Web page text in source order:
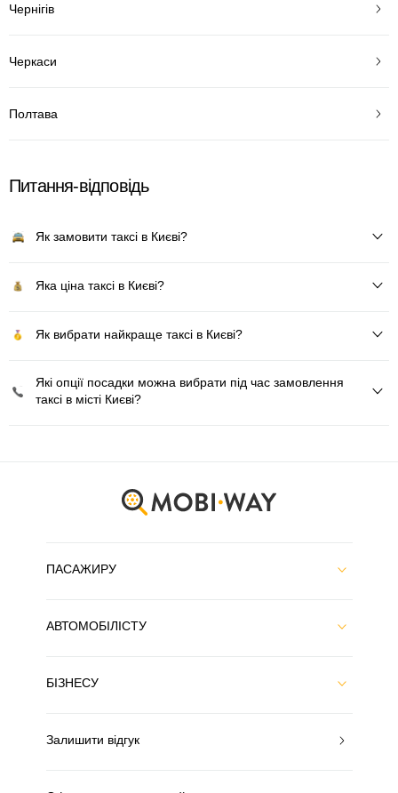
Чернігів
Черкаси
Полтава
Питання-відповідь
Як замовити таксі в Києві?
Яка ціна таксі в Києві?
Як вибрати найкраще таксі в Києві?
Які опції посадки можна вибрати під час замовлення
таксі в місті Києві?
ПАСАЖИРУ
АВТОМОБІЛІСТУ
БІЗНЕСУ
Залишити відгук